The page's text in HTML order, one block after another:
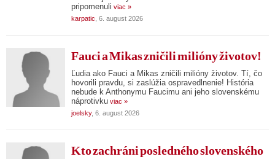
pripomenuli viac »
karpatic , 6. august 2026
Fauci a Mikas zničili milióny životov!
Ľudia ako Fauci a Mikas zničili milióny životov. Tí, čo
hovorili pravdu, si zaslúžia ospravedlnenie! História
nebude k Anthonymu Faucimu ani jeho slovenskému
náprotivku viac »
joelsky, 6. august 2026
Kto zachráni posledného slovenského